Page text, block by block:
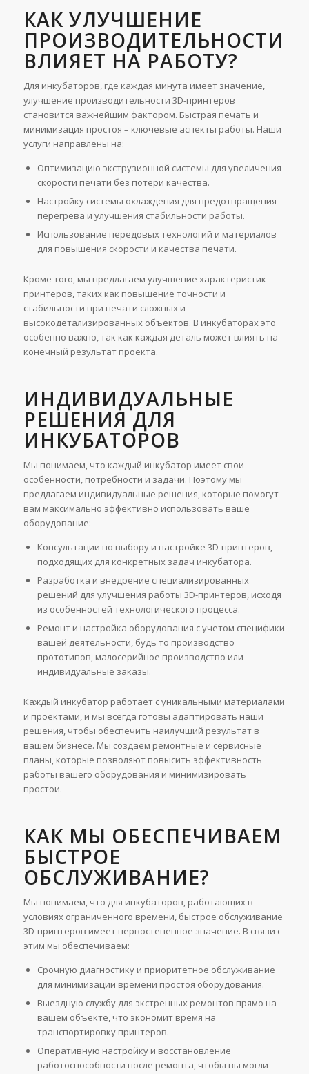
КАК УЛУЧШЕНИЕ
ПРОИЗВОДИТЕЛЬНОСТИ
ВЛИЯЕТ НА РАБОТУ?
Для инкубаторов, где каждая минута имеет значение,
улучшение производительности 3D-принтеров
становится важнейшим фактором. Быстрая печать и
минимизация простоя – ключевые аспекты работы. Наши
услуги направлены на:
Оптимизацию экструзионной системы для увеличения
скорости печати без потери качества.
Настройку системы охлаждения для предотвращения
перегрева и улучшения стабильности работы.
Использование передовых технологий и материалов
для повышения скорости и качества печати.
Кроме того, мы предлагаем улучшение характеристик
принтеров, таких как повышение точности и
стабильности при печати сложных и
высокодетализированных объектов. В инкубаторах это
особенно важно, так как каждая деталь может влиять на
конечный результат проекта.
ИНДИВИДУАЛЬНЫЕ
РЕШЕНИЯ ДЛЯ
ИНКУБАТОРОВ
Мы понимаем, что каждый инкубатор имеет свои
особенности, потребности и задачи. Поэтому мы
предлагаем индивидуальные решения, которые помогут
вам максимально эффективно использовать ваше
оборудование:
Консультации по выбору и настройке 3D-принтеров,
подходящих для конкретных задач инкубатора.
Разработка и внедрение специализированных
решений для улучшения работы 3D-принтеров, исходя
из особенностей технологического процесса.
Ремонт и настройка оборудования с учетом специфики
вашей деятельности, будь то производство
прототипов, малосерийное производство или
индивидуальные заказы.
Каждый инкубатор работает с уникальными материалами
и проектами, и мы всегда готовы адаптировать наши
решения, чтобы обеспечить наилучший результат в
вашем бизнесе. Мы создаем ремонтные и сервисные
планы, которые позволяют повысить эффективность
работы вашего оборудования и минимизировать
простои.
КАК МЫ ОБЕСПЕЧИВАЕМ
БЫСТРОЕ
ОБСЛУЖИВАНИЕ?
Мы понимаем, что для инкубаторов, работающих в
условиях ограниченного времени, быстрое обслуживание
3D-принтеров имеет первостепенное значение. В связи с
этим мы обеспечиваем:
Срочную диагностику и приоритетное обслуживание
для минимизации времени простоя оборудования.
Выездную службу для экстренных ремонтов прямо на
вашем объекте, что экономит время на
транспортировку принтеров.
Оперативную настройку и восстановление
работоспособности после ремонта, чтобы вы могли